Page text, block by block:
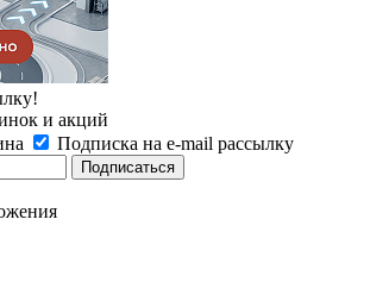
и акций
Подписка на e-mail рассылку